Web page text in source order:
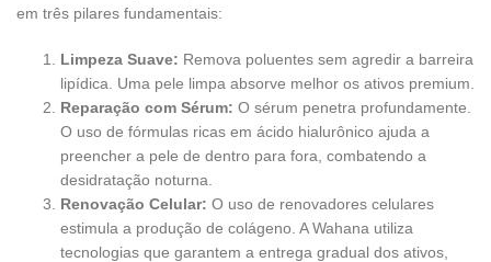
em três pilares fundamentais:
Limpeza Suave: Remova poluentes sem agredir a barreira
lipídica. Uma pele limpa absorve melhor os ativos premium.
Reparação com Sérum: O sérum penetra profundamente.
O uso de fórmulas ricas em ácido hialurônico ajuda a
preencher a pele de dentro para fora, combatendo a
desidratação noturna.
Renovação Celular: O uso de renovadores celulares
estimula a produção de colágeno. A Wahana utiliza
tecnologias que garantem a entrega gradual dos ativos,